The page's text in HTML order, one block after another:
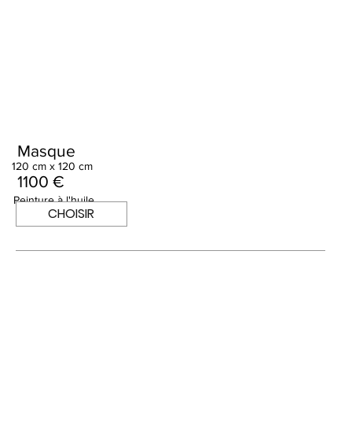
Masque
Peinture à l'huile
1100 €
120 cm x 120 cm
CHOISIR